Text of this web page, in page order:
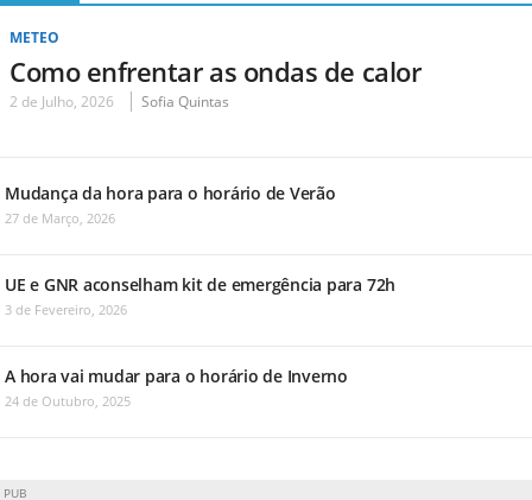
METEO
Como enfrentar as ondas de calor
2 de Julho, 2026 Sofia Quintas
Mudança da hora para o horário de Verão
27 de Março, 2026
UE e GNR aconselham kit de emergência para 72h
3 de Fevereiro, 2026
A hora vai mudar para o horário de Inverno
24 de Outubro, 2025
PUB